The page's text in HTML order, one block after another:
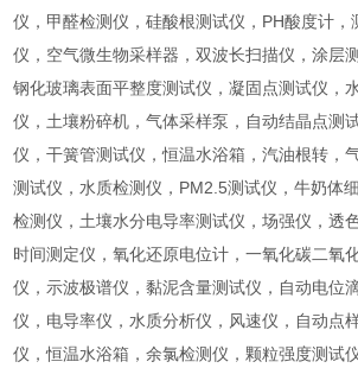
仪，甲醛检测仪，硅酸根测试仪，PH酸度计，
仪，空气微生物采样器，双波长扫描仪，涂层
钢化玻璃表面平整度测试仪，凝固点测试仪，
仪，土壤粉碎机，气体采样泵，自动结晶点测
仪，干簧管测试仪，恒温水浴箱，汽油根转，
测试仪，水质检测仪，PM2.5测试仪，牛奶体
检测仪，土壤水分电导率测试仪，场强仪，透
时间测定仪，氧化还原电位计，一氧化碳二氧
仪，示波极谱仪，黏泥含量测试仪，自动电位
仪，电导率仪，水质分析仪，风速仪，自动点
仪，恒温水浴箱，余氯检测仪，颗粒强度测试